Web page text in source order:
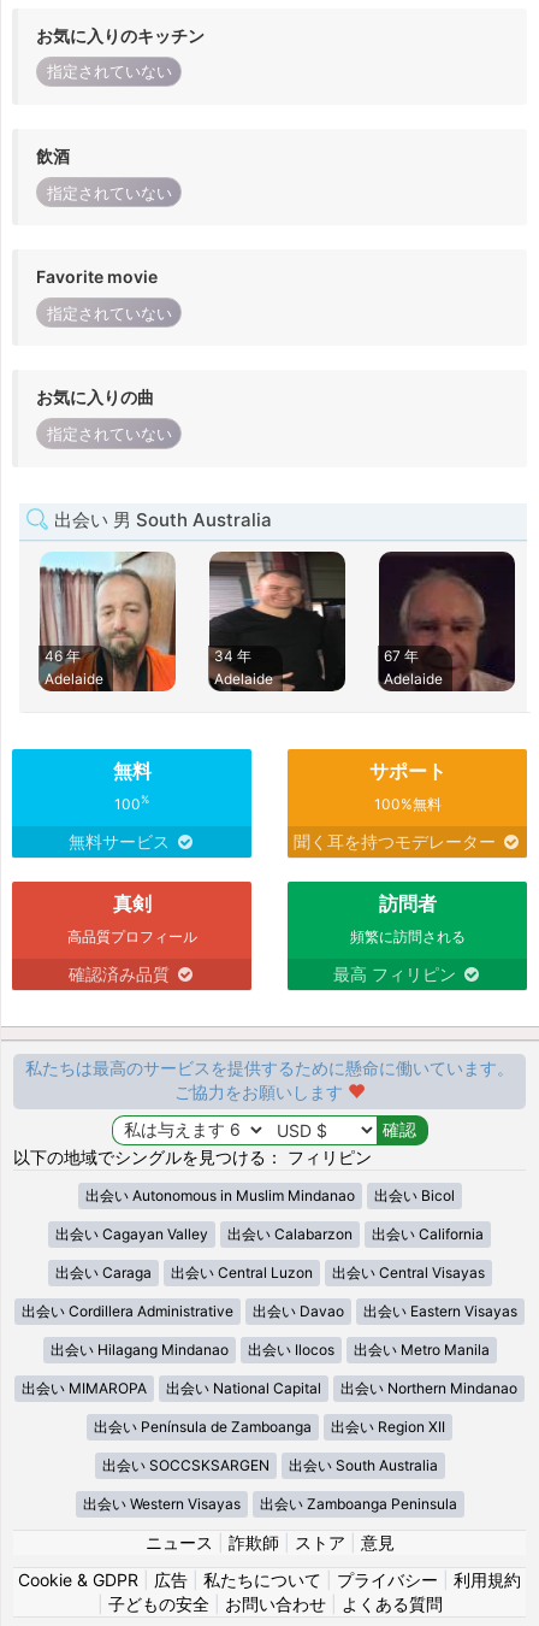
お気に入りのキッチン
指定されていない
飲酒
指定されていない
Favorite movie
指定されていない
お気に入りの曲
指定されていない
出会い 男 South Australia
46 年
Adelaide
34 年
Adelaide
67 年
Adelaide
無料
100%
無料サービス
サポート
100%無料
聞く耳を持つモデレーター
真剣
高品質プロフィール
確認済み品質
訪問者
頻繁に訪問される
最高 フィリピン
私たちは最高のサービスを提供するために懸命に働いています。
ご協力をお願いします
以下の地域でシングルを見つける： フィリピン
出会い Autonomous in Muslim Mindanao 出会い Bicol
出会い Cagayan Valley 出会い Calabarzon 出会い California
出会い Caraga 出会い Central Luzon 出会い Central Visayas
出会い Cordillera Administrative 出会い Davao 出会い Eastern Visayas
出会い Hilagang Mindanao 出会い Ilocos 出会い Metro Manila
出会い MIMAROPA 出会い National Capital 出会い Northern Mindanao
出会い Península de Zamboanga 出会い Region XII
出会い SOCCSKSARGEN 出会い South Australia
出会い Western Visayas 出会い Zamboanga Peninsula
ニュース 詐欺師 ストア
意見
Cookie & GDPR
広告 私たちについて プライバシー
利用規約
子どもの安全| お問い合わせ| よくある質問